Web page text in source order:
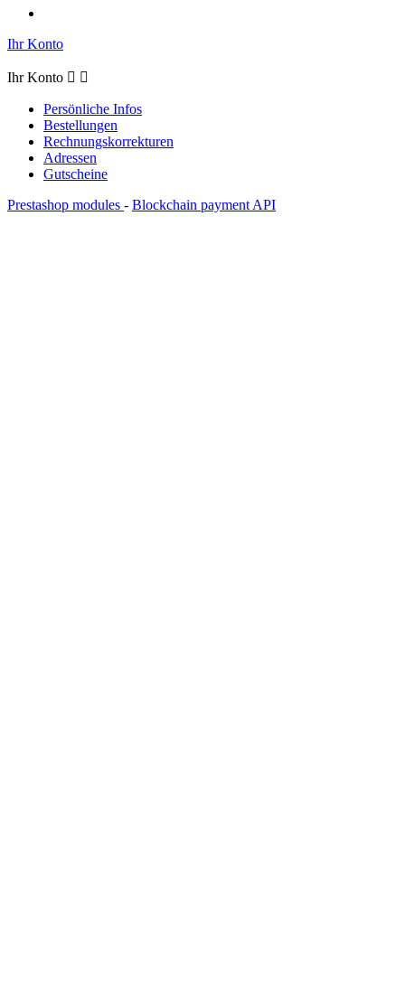
Ihr Konto
Ihr Konto  
Persönliche Infos
Bestellungen
Rechnungskorrekturen
Adressen
Gutscheine
Prestashop modules - Blockchain payment API